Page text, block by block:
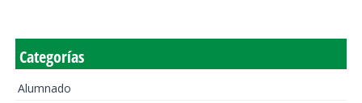
Categorías
Alumnado